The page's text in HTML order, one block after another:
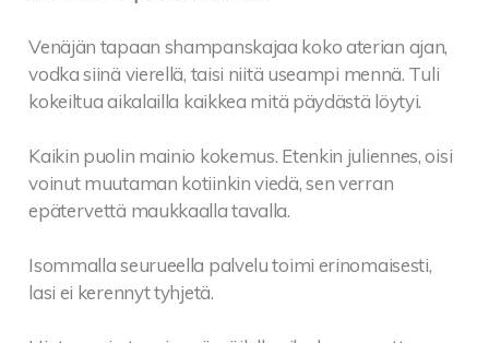
Venäjän tapaan shampanskajaa koko aterian ajan,
vodka siinä vierellä, taisi niitä useampi mennä. Tuli
kokeiltua aikalailla kaikkea mitä päydästä löytyi.
Kaikin puolin mainio kokemus. Etenkin juliennes, oisi
voinut muutaman kotiinkin viedä, sen verran
epätervettä maukkaalla tavalla.
Isommalla seurueella palvelu toimi erinomaisesti,
lasi ei kerennyt tyhjetä.